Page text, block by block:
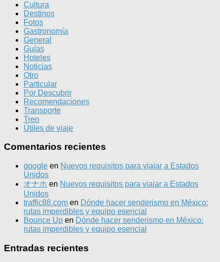
Cultura
Destinos
Fotos
Gastronomía
General
Guías
Hoteles
Noticias
Otro
Particular
Por Descubrir
Recomendaciones
Transporte
Tren
Útiles de viaje
Comentarios recientes
google en Nuevos requisitos para viajar a Estados
Unidos
オナホ en Nuevos requisitos para viajar a Estados
Unidos
traffic88.com en Dónde hacer senderismo en México:
rutas imperdibles y equipo esencial
Bounce Up en Dónde hacer senderismo en México:
rutas imperdibles y equipo esencial
Entradas recientes